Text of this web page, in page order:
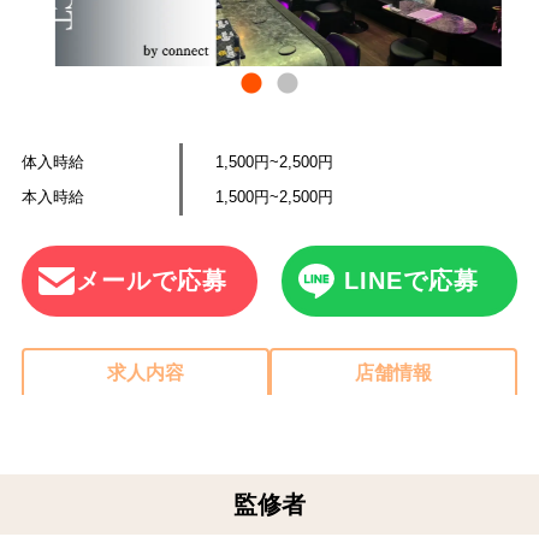
体入時給
1,500円~2,500円
本入時給
1,500円~2,500円
メールで応募 LINEで応募
求人内容 店舗情報
監修者